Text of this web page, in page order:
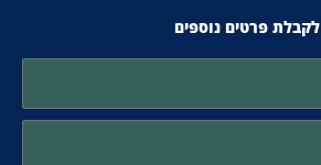
לקבלת פרטים נוספים